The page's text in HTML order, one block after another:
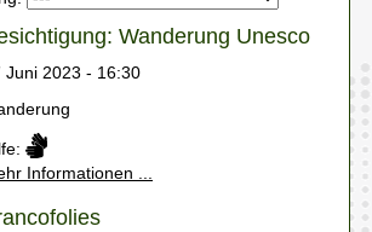
Wanderung Unesco
Juni 2023 - 16:30
Informationen ...